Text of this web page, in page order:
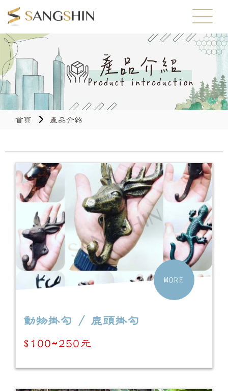
首頁 產品介紹
動物掛勾 / 鹿頭掛勾
$100~250元
MORE